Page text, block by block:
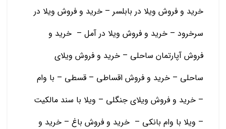
خرید و فروش ویلا در بابلسر – خرید و فروش ویلا در
سرخرود – خرید و فروش ویلا در آمل – خرید و
فروش آپارتمان ساحلی – خرید و فروش ویلای
ساحلی – خرید و فروش اقساطی – قسطی – با وام
– خرید و فروش ویلای جنگلی – ویلا با سند مالکیت
– ویلا با وام بانکی – خرید و فروش باغ – خرید و